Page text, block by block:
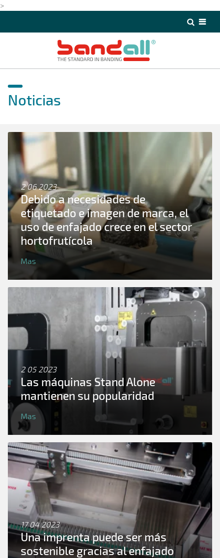
>
Noticias
2 06 2023
Debido a necesidades de
etiquetado e imagen de marca, el
uso de enfajado crece en el sector
hortofrutícola
Mas
2 05 2023
Las máquinas Stand Alone
mantienen su popularidad
Mas
17 04 2023
Una imprenta puede ser más
sostenible gracias al enfajado